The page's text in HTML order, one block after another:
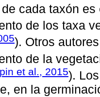
cada taxón
de los taxa
). Otros
de la
et al., 2015).
en la